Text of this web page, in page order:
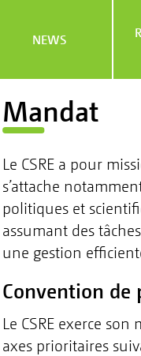
NEWS
Mandat
Le CSRE a pour
s’attache
politiques et
assumant des
une gestion
Convention de
Le CSRE exerce
axes prioritaires